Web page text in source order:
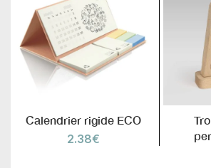
Calendrier rigide ECO
2.38€